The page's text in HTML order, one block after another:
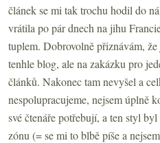
článek se mi tak trochu hodil do
vrátila po pár dnech na jihu
tuplem. Dobrovolně přiznávám,
tenhle blog, ale na zakázku pro
článků. Nakonec tam nevyšel a
nespolupracujeme, nejsem úplně
své čtenáře potřebují, a ten styl
zónu (= se mi to blbě píše a